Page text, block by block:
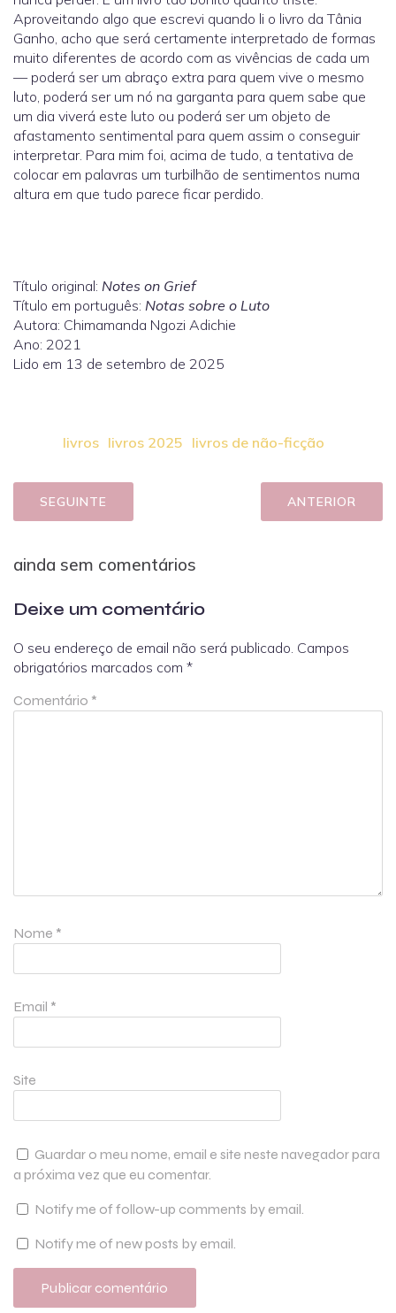
Aproveitando algo que escrevi quando li o livro da Tânia
Ganho, acho que será certamente interpretado de formas
muito diferentes de acordo com as vivências de cada um
— poderá ser um abraço extra para quem vive o mesmo
luto, poderá ser um nó na garganta para quem sabe que
um dia viverá este luto ou poderá ser um objeto de
afastamento sentimental para quem assim o conseguir
interpretar. Para mim foi, acima de tudo, a tentativa de
colocar em palavras um turbilhão de sentimentos numa
altura em que tudo parece ficar perdido.
Título original: Notes on Grief
Título em português: Notas sobre o Luto
Autora: Chimamanda Ngozi Adichie
Ano: 2021
Lido em 13 de setembro de 2025
livros livros 2025 livros de não-ficção
SEGUINTE ANTERIOR
ainda sem comentários
Deixe um comentário
O seu endereço de email não será publicado. Campos
obrigatórios marcados com *
Comentário *
Nome *
Email *
Site
Guardar o meu nome, email e site neste navegador para
a próxima vez que eu comentar.
Notify me of follow-up comments by email.
Notify me of new posts by email.